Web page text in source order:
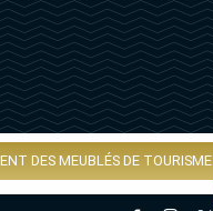
DES MEUBLÉS DE TOURISME